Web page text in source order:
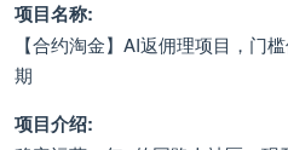
项目名称:
【合约淘金】AI返佣理项目，门
期
项目介绍: